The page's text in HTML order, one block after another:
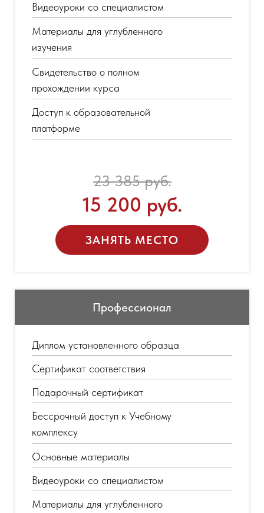
Профессионал
ЗАНЯТЬ МЕСТО
15 200 руб.
23 385 руб.
Диплом установленного образца
Сертификат соответствия
Подарочный сертификат
Бессрочный доступ к Учебному
комплексу
Основные материалы
Видеоуроки со специалистом
Материалы для углубленного
Видеоуроки со специалистом
Материалы для углубленного
изучения
Свидетельство о полном
прохождении курса
Доступ к образовательной
платформе